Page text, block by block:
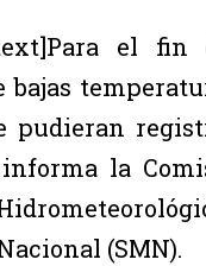
el
pudieran
la
(SMN).